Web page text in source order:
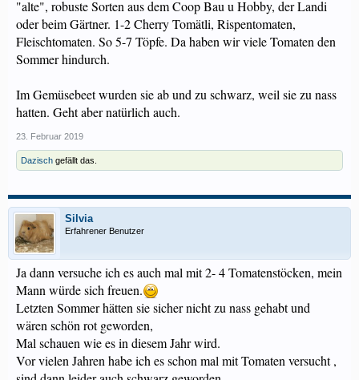
"alte", robuste Sorten aus dem Coop Bau u Hobby, der Landi
oder beim Gärtner. 1-2 Cherry Tomätli, Rispentomaten,
Fleischtomaten. So 5-7 Töpfe. Da haben wir viele Tomaten den
Sommer hindurch.
Im Gemüsebeet wurden sie ab und zu schwarz, weil sie zu nass
hatten. Geht aber natürlich auch.
23. Februar 2019
Dazisch gefällt das.
Silvia
Erfahrener Benutzer
Ja dann versuche ich es auch mal mit 2- 4 Tomatenstöcken, mein
Mann würde sich freuen.
Letzten Sommer hätten sie sicher nicht zu nass gehabt und
wären schön rot geworden,
Mal schauen wie es in diesem Jahr wird.
Vor vielen Jahren habe ich es schon mal mit Tomaten versucht ,